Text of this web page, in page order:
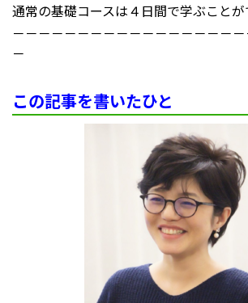
通常の基礎コースは４日間で学ぶことが
－－－－－－－－－－－－－－－－－
－
この記事を書いたひと